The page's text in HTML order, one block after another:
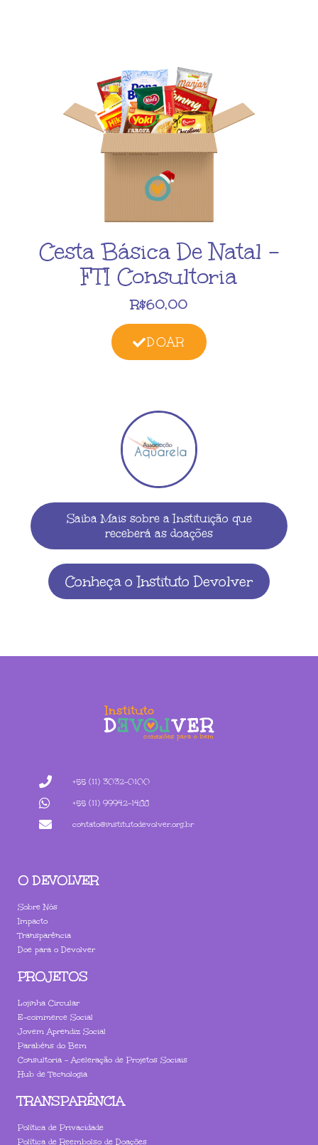
Cesta Básica De Natal –
FTI Consultoria
R$60,00
DOAR
Saiba Mais sobre a Instituição que
receberá as doações
Conheça o Instituto Devolver
+55 (11) 3032-0100
+55 (11) 99942-1488
contato@institutodevolver.org.br
O DEVOLVER
Sobre Nós
Impacto
Transparência
Doe para o Devolver
PROJETOS
Lojinha Circular
E-commerce Social
Jovem Aprendiz Social
Parabéns do Bem
Consultoria - Aceleração de Projetos Sociais
Hub de Tecnologia
TRANSPARÊNCIA
Política de Privacidade
Política de Reembolso de Doações